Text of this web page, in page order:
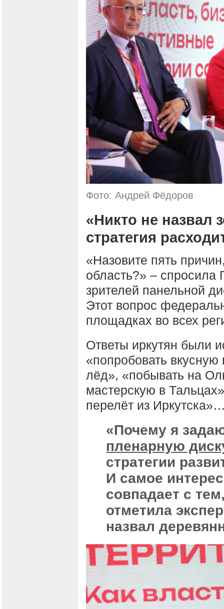
Фото: Андрей Фёдоров
«Никто не назвал
стратегия
«Назовите пять
область?» – спросила
зрителей панельной
Этот вопрос
площадках во всех
Ответы иркутян были
«попробовать вкусную
лёд», «побывать на
мастерскую в
перелёт из
«Почему я
пленарную
стратегии
И самое
совпадает с
отметила
назвал